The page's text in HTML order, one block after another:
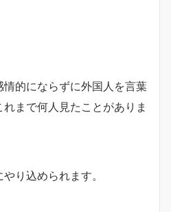
的にならずに外国人を言葉
まで何人見たことがありま
り込められます。